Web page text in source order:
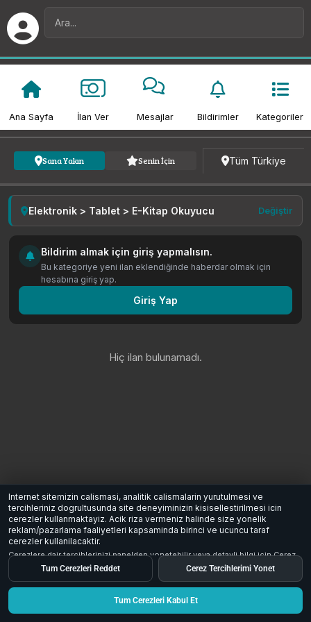
Ana Sayfa İlan Ver Mesajlar Bildirimler Kategoriler
Sana Yakın Senin İçin Tüm Türkiye
Elektronik > Tablet > E-Kitap Okuyucu Değiştir
Bildirim almak için giriş yapmalısın.
Bu kategoriye yeni ilan eklendiğinde haberdar olmak için
hesabına giriş yap.
Giriş Yap
Hiç ilan bulunamadı.
Internet sitemizin calismasi, analitik calismalarin yurutulmesi ve
tercihleriniz dogrultusunda site deneyiminizin kisisellestirilmesi icin
cerezler kullanmaktayiz. Acik riza vermeniz halinde size yonelik
reklam/pazarlama faaliyetleri kapsaminda birinci ve ucuncu taraf
cerezler kullanilacaktir.
Cerezlere dair tercihlerinizi panelden yonetebilir veya detayli bilgi icinCerez
Aydinlatma Metniinceleyebilirsiniz.
Tum Cerezleri Reddet Cerez Tercihlerimi Yonet
Tum Cerezleri Kabul Et